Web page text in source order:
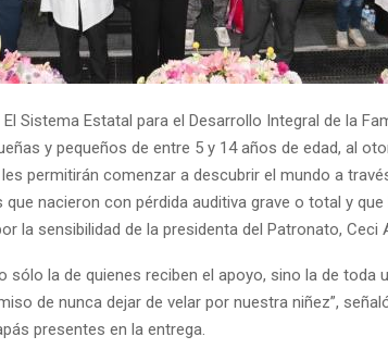
El Sistema Estatal para el Desarrollo Integral de la
y pequeños de entre 5 y 14 años de edad, al
permitirán comenzar a descubrir el mundo a
nacieron con pérdida auditiva grave o total y que
la sensibilidad de la presidenta del Patronato, Ceci
sólo la de quienes reciben el apoyo, sino la de toda
de nunca dejar de velar por nuestra niñez”,
presentes en la entrega.